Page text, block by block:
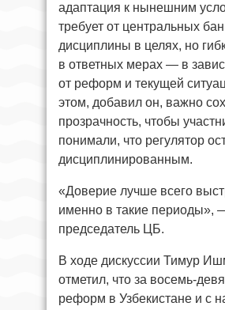
адаптация к нынешним
требует от центральных
дисциплины в целях, но
в ответных мерах — в
от реформ и текущей
этом, добавил он, важно
прозрачность, чтобы
понимали, что регулятор
дисциплинированным.
«Доверие лучше всего
именно в такие периоды»,
председатель ЦБ.
В ходе дискуссии Тимур
отметил, что за восемь-
реформ в Узбекистане и с